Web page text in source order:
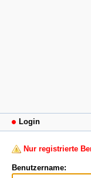
Login
Nur registrierte
Benutzername: